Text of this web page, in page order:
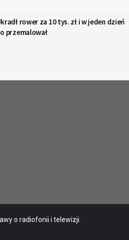
rower za 10 tys. zł i w jeden dzień
przemalował
o radiofonii i telewizji.